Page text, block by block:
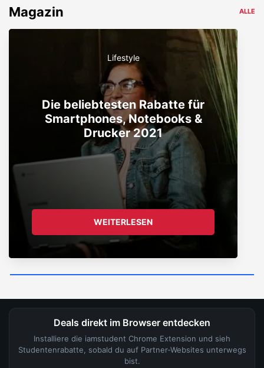
Magazin ALLE
Lifestyle
Die beliebtesten Rabatte für
Smartphones, Notebooks &
Drucker 2021
WEITERLESEN
Deals direkt im Browser entdecken
Installiere die iamstudent Chrome Extension und sieh
Studentenrabatte, sobald du auf Partner-Websites unterwegs
bist.